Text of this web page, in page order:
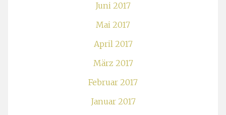
Juni 2017
Mai 2017
April 2017
März 2017
Februar 2017
Januar 2017